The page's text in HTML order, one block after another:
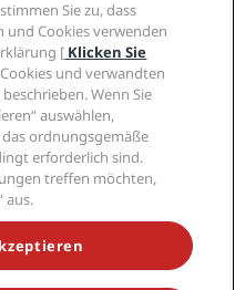
BELIEBTESTEN
Sie zu, dass
und Cookies verwenden
[ Klicken Sie
und verwandten
beschrieben. Wenn Sie
auswählen,
ordnungsgemäße
erforderlich sind.
treffen möchten,
aus.